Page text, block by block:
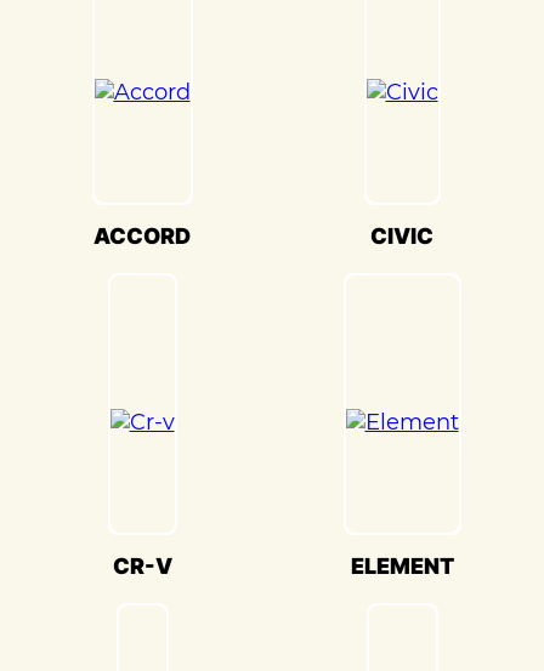
Эдикс) на дороге.
Наши опытные специалисты по окраске
Кузовной ремонт Honda Edix(Хонда
Эдикс) в «Детейлингофъ» – это гарантия
Мы гордимся своей способностью
воссоздавать совершенство Honda
ACCORD CIVIC
CR-V ELEMENT